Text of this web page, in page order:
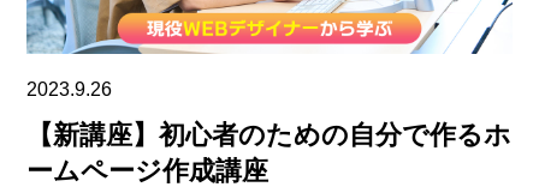
2023.9.26
【新講座】初心者のための自分で作るホ
ームページ作成講座